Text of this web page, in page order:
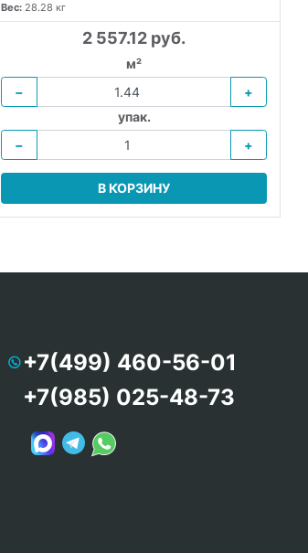
Вес: 28.28 кг
2 557.12 руб.
м²
−
+
упак.
−
+
В КОРЗИНУ
+7(499) 460-56-01
+7(985) 025-48-73